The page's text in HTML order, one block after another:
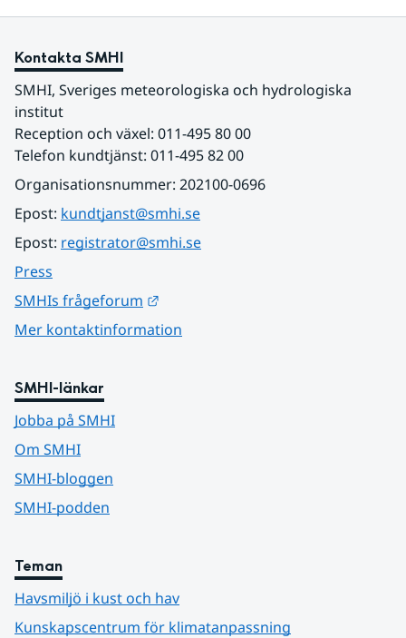
Kontakta SMHI
SMHI, Sveriges meteorologiska och hydrologiska
institut
Reception och växel: 011-495 80 00
Telefon kundtjänst: 011-495 82 00
Organisationsnummer: 202100-0696
Epost: kundtjanst@smhi.se
Epost: registrator@smhi.se
Press
SMHIs frågeforum
Mer kontaktinformation
SMHI-länkar
Jobba på SMHI
Om SMHI
SMHI-bloggen
SMHI-podden
Teman
Havsmiljö i kust och hav
Kunskapscentrum för klimatanpassning